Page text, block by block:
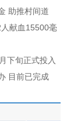
助推村间道
献血15500毫
下旬正式投入
目前已完成